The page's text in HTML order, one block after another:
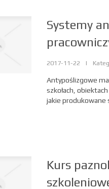
Systemy
2017-11-22 |
Antypoślizgowe
szkołach,
jakie produkowane
Kurs